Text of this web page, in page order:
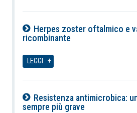
Herpes zoster oftalmico e
ricombinante
LEGGI
Resistenza antimicrobica:
sempre più grave